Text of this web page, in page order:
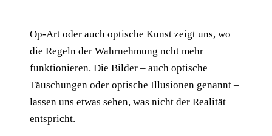
Op-Art oder auch optische Kunst zeigt uns, wo
die Regeln der Wahrnehmung ncht mehr
funktionieren. Die Bilder – auch optische
Täuschungen oder optische Illusionen genannt –
lassen uns etwas sehen, was nicht der Realität
entspricht.